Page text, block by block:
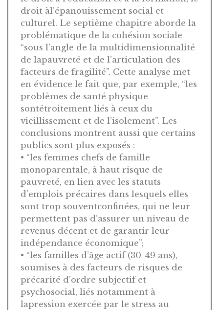
droit àl’épanouissement social et
culturel. Le septième chapitre aborde la
problématique de la cohésion sociale
“sous l’angle de la multidimensionnalité
de lapauvreté et de l’articulation des
facteurs de fragilité”. Cette analyse met
en évidence le fait que, par exemple, “les
problèmes de santé physique
sontétroitement liés à ceux du
vieillissement et de l’isolement”. Les
conclusions montrent aussi que certains
publics sont plus exposés :
• “les femmes chefs de famille
monoparentale, à haut risque de
pauvreté, en lien avec les statuts
d’emplois précaires dans lesquels elles
sont trop souventconfinées, qui ne leur
permettent pas d’assurer un niveau de
revenus décent et de garantir leur
indépendance économique”;
• “les familles d’âge actif (30-49 ans),
soumises à des facteurs de risques de
précarité d’ordre subjectif et
psychosocial, liés notamment à
lapression exercée par le stress au